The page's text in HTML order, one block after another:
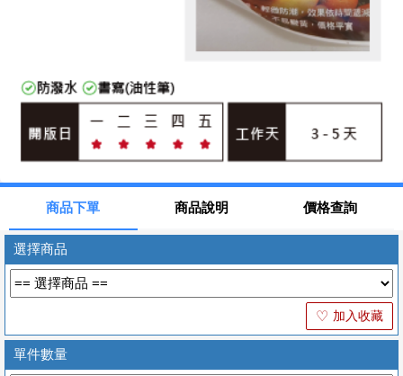
商品下單 商品說明 價格查詢
選擇商品
♡ 加入收藏
單件數量